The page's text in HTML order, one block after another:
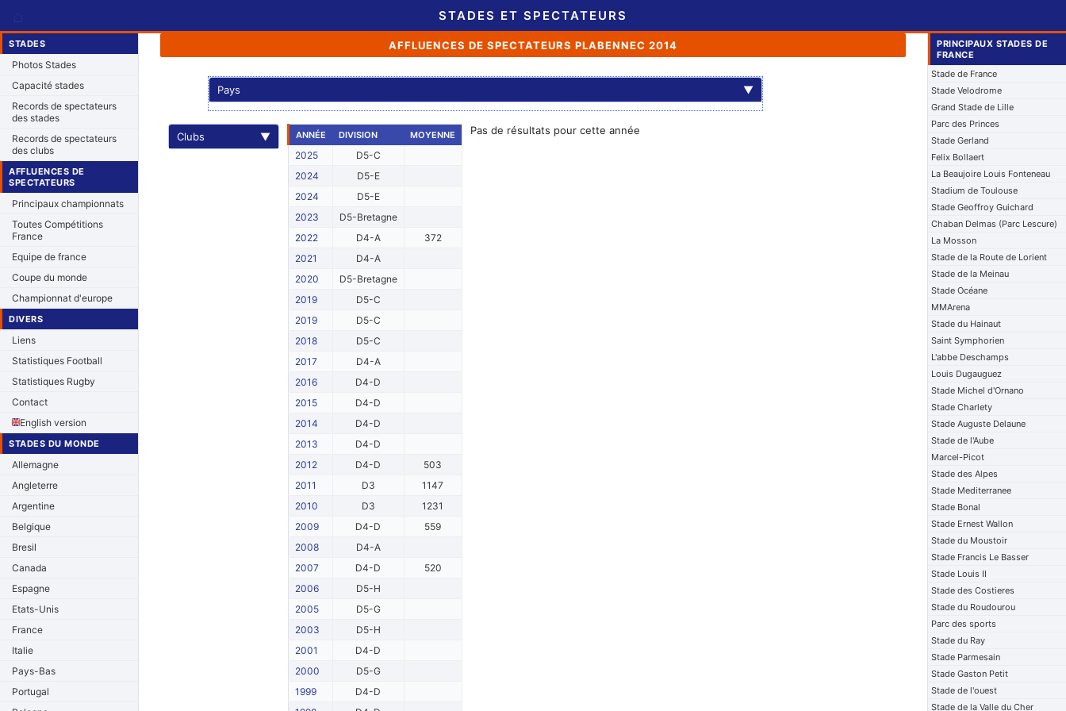
STADES ET SPECTATEURS
STADES
Photos Stades
Capacité stades
Records de spectateurs
des stades
Records de spectateurs
des clubs
AFFLUENCES DE
SPECTATEURS
Principaux championnats
Toutes Compétitions
France
Equipe de france
Coupe du monde
Championnat d'europe
DIVERS
Liens
Statistiques Football
Statistiques Rugby
Contact
English version
STADES DU MONDE
Allemagne
Angleterre
Argentine
Belgique
Bresil
Canada
Espagne
Etats-Unis
France
Italie
Pays-Bas
Portugal
AFFLUENCES DE SPECTATEURS PLABENNEC 2014
Pays ▼
Clubs ▼ ANNÉE DIVISION MOYENNE
2025
D5-C
2024
D5-E
2024
D5-E
2023
D5-Bretagne
2022
D4-A
372
2021
D4-A
2020
D5-Bretagne
2019
D5-C
2019
D5-C
2018
D5-C
2017
D4-A
2016
D4-D
2015
D4-D
2014
D4-D
2013
D4-D
2012
D4-D
503
2011
D3
1147
2010
D3
1231
2009
D4-D
559
2008
D4-A
2007
D4-D
520
2006
D5-H
2005
D5-G
2003
D5-H
2001
D4-D
2000
D5-G
1999
D4-D
Pas de résultats pour cette année
PRINCIPAUX STADES DE
FRANCE
Stade de France
Stade Velodrome
Grand Stade de Lille
Parc des Princes
Stade Gerland
Felix Bollaert
La Beaujoire Louis Fonteneau
Stadium de Toulouse
Stade Geoffroy Guichard
Chaban Delmas (Parc Lescure)
La Mosson
Stade de la Route de Lorient
Stade de la Meinau
Stade Océane
MMArena
Stade du Hainaut
Saint Symphorien
L'abbe Deschamps
Louis Dugauguez
Stade Michel d'Ornano
Stade Charlety
Stade Auguste Delaune
Stade de l'Aube
Marcel-Picot
Stade des Alpes
Stade Mediterranee
Stade Bonal
Stade Ernest Wallon
Stade du Moustoir
Stade Francis Le Basser
Stade Louis II
Stade des Costieres
Stade du Roudourou
Parc des sports
Stade du Ray
Stade Parmesain
Stade Gaston Petit
Stade de l'ouest
Stade de la Valle du Cher